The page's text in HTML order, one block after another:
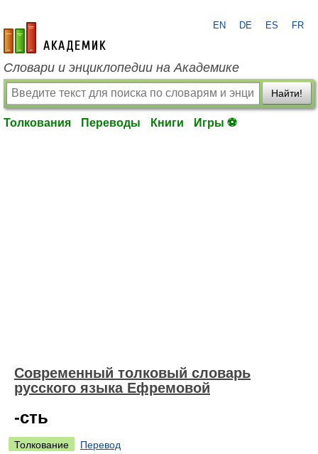
academic.ru
EN DE ES FR
Словари и энциклопедии на Академике
Найти!
Толкования Переводы Книги Игры ⚽
Современный толковый словарь
русского языка Ефремовой
-сть
Толкование
Перевод